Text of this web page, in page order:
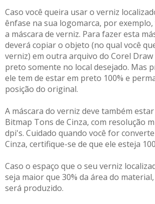
Caso você queira usar o verniz
ênfase na sua logomarca, por exemplo,
a máscara de verniz. Para fazer esta
deverá copiar o objeto (no qual você
verniz) em outra arquivo do Corel
preto somente no local desejado. Mas
ele tem de estar em preto 100% e
posição do original.
A máscara do verniz deve também
Bitmap Tons de Cinza, com resolução
dpi's. Cuidado quando você for
Cinza, certifique-se de que ele esteja
Caso o espaço que o seu verniz
seja maior que 30% da área do
será produzido.